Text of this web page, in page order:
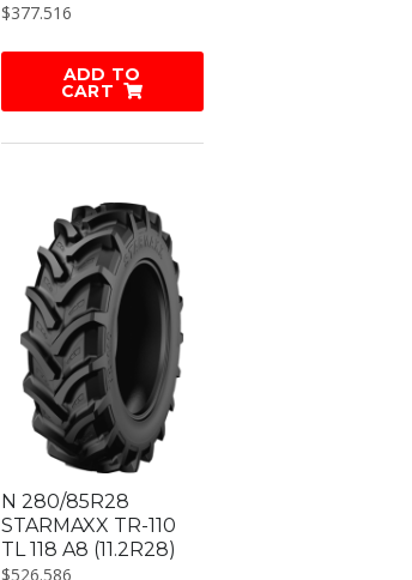
$377.516
ADD TO
CART
N 280/85R28
STARMAXX TR-110
TL 118 A8 (11.2R28)
$526.586